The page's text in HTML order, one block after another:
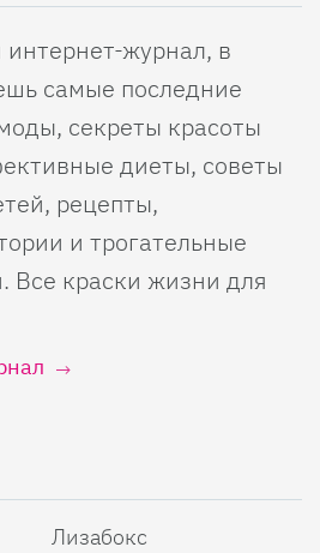
журнал, в
самые последние
секреты красоты
диеты, советы
рецепты,
и трогательные
Все краски жизни для
Лизабокс